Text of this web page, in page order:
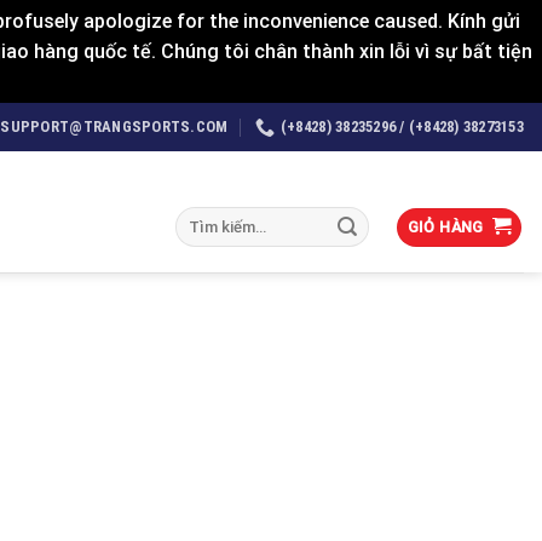
apologize for the inconvenience caused. Kính gửi
hàng quốc tế. Chúng tôi chân thành xin lỗi vì sự bất tiện
SUPPORT@TRANGSPORTS.COM (+8428) 38235296 / (+8428) 38273153
Tìm
kiếm:
GIỎ HÀNG